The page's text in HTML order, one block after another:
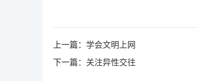
上一篇： 学会文明上网
下一篇： 关注异性交往